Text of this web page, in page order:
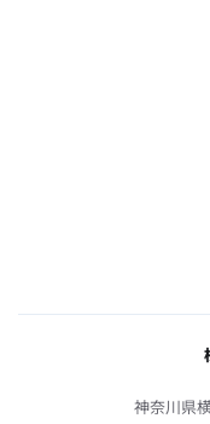
神奈川県